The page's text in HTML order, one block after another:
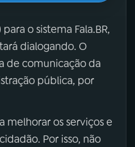
o sistema Fala.BR,
dialogando. O
de comunicação da
pública, por
melhorar os serviços e
Por isso, não